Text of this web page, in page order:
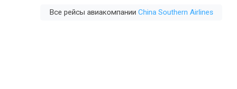
Все рейсы авиакомпании China Southern Airlines